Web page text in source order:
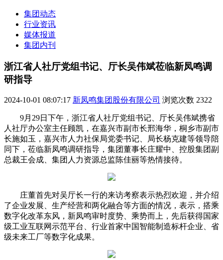
集团动态
行业资讯
媒体报道
集团内刊
浙江省人社厅党组书记、厅长吴伟斌莅临新凤鸣调
研指导
2024-10-01 08:07:17 新凤鸣集团股份有限公司 浏览次数 2322
9月29日下午，浙江省人社厅党组书记、厅长吴伟斌携省
人社厅办公室主任顾凯，在嘉兴市副市长邢海华，桐乡市副市
长施如玉，嘉兴市人力社保局党委书记、局长杨克建等领导陪
同下，莅临新凤鸣调研指导，集团董事长庄耀中、控股集团副
总裁王会成、集团人力资源总监陈佳丽等热情接待。
庄董首先对吴厅长一行的来访考察表示热烈欢迎，并介绍
了企业发展、生产经营和两化融合等方面的情况，表示，搭乘
数字化改革东风，新凤鸣审时度势、乘势而上，先后获得国家
级工业互联网示范平台、行业首家中国智能制造标杆企业、省
级未来工厂等数字化成果。